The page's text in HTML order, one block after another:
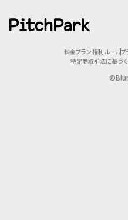
料金プラン権利ルールプ
特定商取引法に基づ